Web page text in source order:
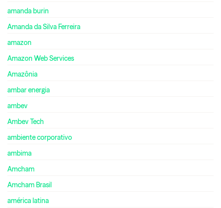
amanda burin
Amanda da Silva Ferreira
amazon
Amazon Web Services
Amazônia
ambar energia
ambev
Ambev Tech
ambiente corporativo
ambima
Amcham
Amcham Brasil
américa latina